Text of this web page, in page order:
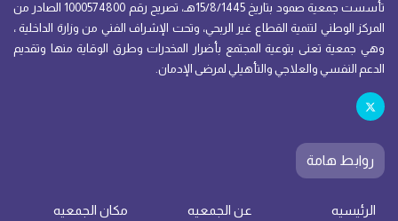
تأسست جمعية صمود بتاريخ 15/8/1445هـ، تصريح رقم 1000574800 الصادر من
المركز الوطني لتنمية القطاع غير الربحي، وتحت الإشراف الفني من وزارة الداخلية ،
وهي جمعية تعنى بتوعية المجتمع بأضرار المخدرات وطرق الوقاية منها وتقديم
الدعم النفسي والعلاجي والتأهيلي لمرضى الإدمان.
روابط هامة
الرئيسيه عن الجمعيه
مكان الجمعيه